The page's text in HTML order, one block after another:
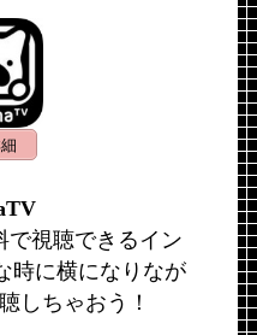
で視聴できるイン
時に横になりなが
しちゃおう！